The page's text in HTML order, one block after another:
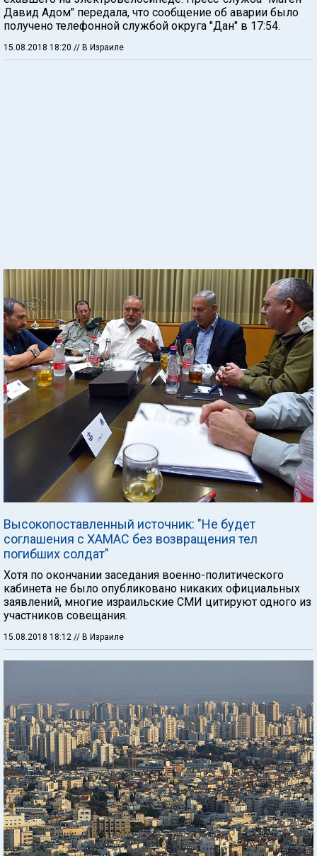
Давид Адом" передала, что сообщение об аварии было
получено телефонной службой округа "Дан" в 17:54.
15.08.2018 18:20 // В Израиле
Высокопоставленный источник: "Не будет
соглашения с ХАМАС без возвращения тел
погибших солдат"
Хотя по окончании заседания военно-политического
кабинета не было опубликовано никаких официальных
заявлений, многие израильские СМИ цитируют одного из
участников совещания.
15.08.2018 18:12 // В Израиле